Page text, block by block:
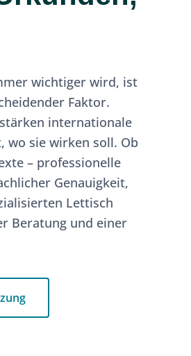
wichtiger wird, ist
Faktor.
internationale
wo sie wirken soll. Ob
– professionelle
Genauigkeit,
Lettisch
Beratung und einer